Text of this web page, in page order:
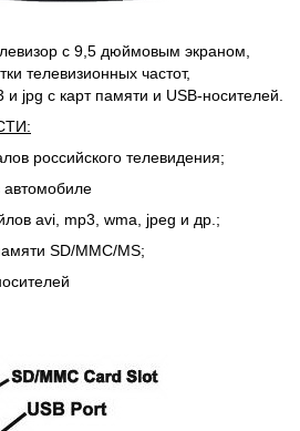
с 9,5 дюймовым экраном,
телевизионных частот,
jpg с карт памяти и USB-носителей.
российского телевидения;
автомобиле
avi, mp3, wma, jpeg и др.;
SD/MMC/MS;